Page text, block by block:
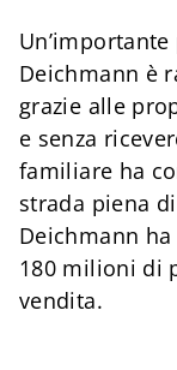
Deichmann è
grazie alle
e senza
familiare ha
strada piena
Deichmann
180 milioni di
vendita.